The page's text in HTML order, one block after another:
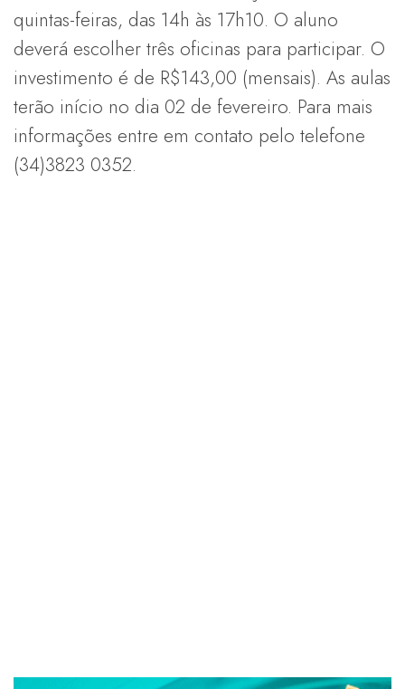
quintas-feiras, das 14h às 17h10. O aluno
deverá escolher três oficinas para participar. O
investimento é de R$143,00 (mensais). As aulas
terão início no dia 02 de fevereiro. Para mais
informações entre em contato pelo telefone
(34)3823 0352.